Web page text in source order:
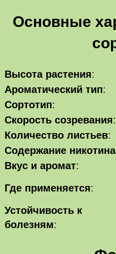
Основные
Высота растения:
Ароматический тип:
Сортотип:
Скорость созревания:
Количество листьев:
Содержание никотина
Вкус и аромат:
Где применяется:
Устойчивость к
болезням: